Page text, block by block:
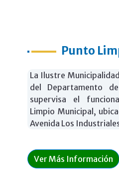
Punto
La Ilustre
del Departamento
supervisa el
Limpio Municipal,
Avenida Los
Ver Más Información